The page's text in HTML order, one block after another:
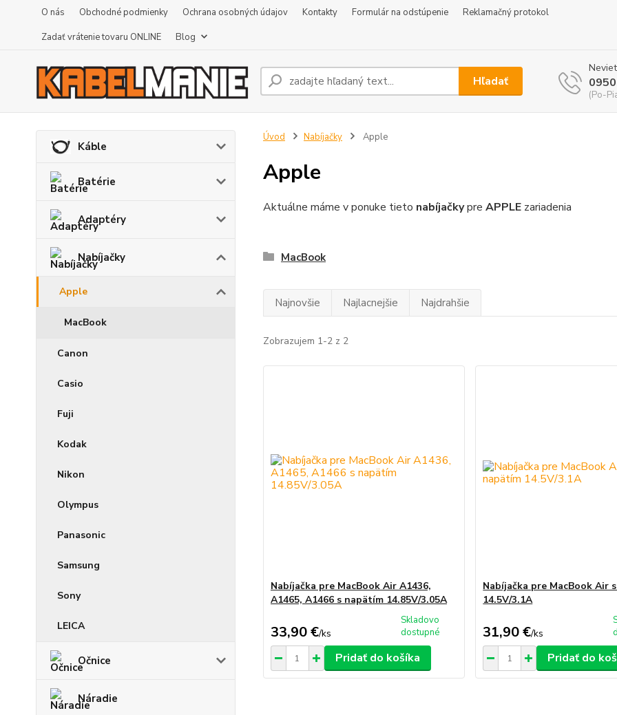
O nás Obchodné podmienky Ochrana osobných údajov Kontakty Formulár na odstúpenie
Reklamačný protokol
Zadať vrátenie tovaru ONLINE
Blog
Hľadať
(Po-
Káble
Batérie
Adaptéry
Nabíjačky
Apple
MacBook
Canon
Casio
Fuji
Kodak
Nikon
Olympus
Panasonic
Samsung
Sony
LEICA
Očnice
Náradie
Úvod Nabíjačky Apple
Apple
Aktuálne máme v ponuke tieto nabíjačkypre APPLEzariadenia
MacBook
Najnovšie Najlacnejšie Najdrahšie
Zobrazujem 1-2 z 2
Nabíjačka pre MacBook Air A1436,
A1465, A1466 s napätím 14.85V/3.05A
33,90 €/ks
Skladovo
dostupné
Pridať do košíka
Nabíjačka pre MacBook Air
14.5V/3.1A
31,90 €/ks
Pridať do